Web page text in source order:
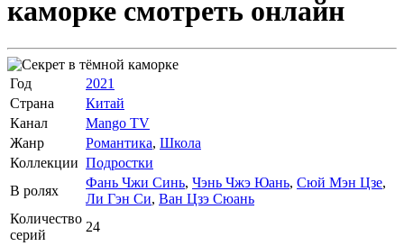
каморке смотреть онлайн
Год
2021
Страна
Китай
Канал
Mango TV
Жанр
Романтика, Школа
Коллекции Подростки
В ролях
Фань Чжи Синь, Чэнь Чжэ Юань, Сюй Мэн Цзе,
Ли Гэн Си, Ван Цзэ Сюань
Количество
серий
24